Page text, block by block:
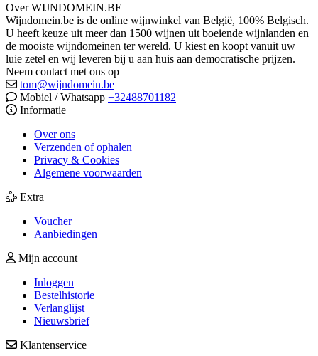
Over WIJNDOMEIN.BE
Wijndomein.be is de online wijnwinkel van België, 100% Belgisch.
U heeft keuze uit meer dan 1500 wijnen uit boeiende wijnlanden en
de mooiste wijndomeinen ter wereld. U kiest en koopt vanuit uw
luie zetel en wij leveren bij u aan huis aan democratische prijzen.
Neem contact met ons op
tom@wijndomein.be
Mobiel / Whatsapp +32488701182
Informatie
Over ons
Verzenden of ophalen
Privacy & Cookies
Algemene voorwaarden
Extra
Voucher
Aanbiedingen
Mijn account
Inloggen
Bestelhistorie
Verlanglijst
Nieuwsbrief
Klantenservice